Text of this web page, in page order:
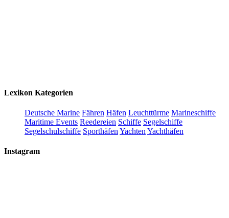
Lexikon Kategorien
Deutsche Marine Fähren Häfen Leuchttürme Marineschiffe
Maritime Events Reedereien Schiffe Segelschiffe
Segelschulschiffe Sporthäfen Yachten Yachthäfen
Instagram